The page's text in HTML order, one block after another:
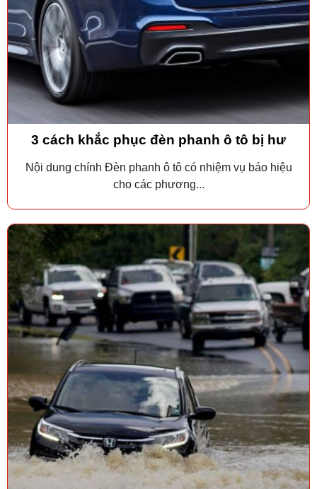
3 cách khắc phục đèn phanh ô tô bị hư
Nội dung chính Đèn phanh ô tô có nhiệm vụ báo hiệu
cho các phương...